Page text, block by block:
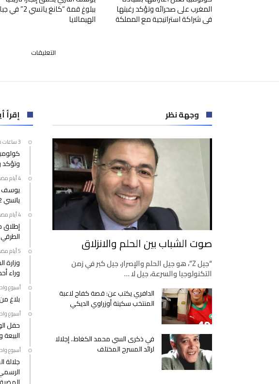
المغرب على صحرائه وتؤكد رغبتها
في شراكة استراتيجية مع المملكة
ببلوغ قمة “كانغ ياتسي
الهيمالايا
التعليقات
فساد..
وريث
مجموعة
بالسجن
مغلقة
وجهة نظر
صوت الشباب بين الحلم والانزلاق
“جيل Z”، هو جيل الحلم والإصرار، جيل كبر في زمن
التكنولوجيا والسرعة، جيل لا …
الدافري يكتب عن: قصة كفاح لاعبة
المنتخب سكينة أوزراوي الديكي
في ذكرى السي محمد الكغاط.. إجلالا
لرائد المسرح المختلف
إقرأ
وتؤكد
‫‫‫‏‫4 أيام مضت‬
يوسف
ياتسي 2” في جبال الهيمالايا
‫‫‫‏‫4 أيام مضت‬
إطلاق
الطرقي
وزارة
وراء
‫‫‫‏‫أسبوع
بلاغ
‫‫‫‏‫أسبوع
حفل
‫‫‫‏‫أسبوع
جلالة